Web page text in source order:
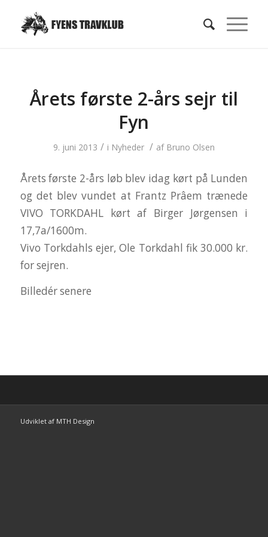
Årets første 2-års sejr til
Fyn
9. juni 2013 / i Nyheder / af Bruno Olsen
Årets første 2-års løb blev idag kørt på Lunden
og det blev vundet at Frantz Prâem trænede
VIVO TORKDAHL kørt af Birger Jørgensen i
17,7a/1600m.
Vivo Torkdahls ejer, Ole Torkdahl fik 30.000 kr.
for sejren.
Billedér senere
Udviklet af MTH Design